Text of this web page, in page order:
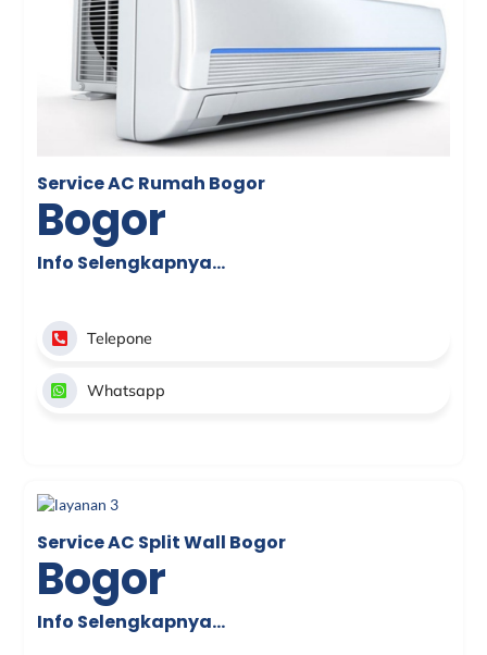
Service AC Rumah Bogor
Bogor
Info Selengkapnya…
Telepone
Whatsapp
Service AC Split Wall Bogor
Bogor
Info Selengkapnya…